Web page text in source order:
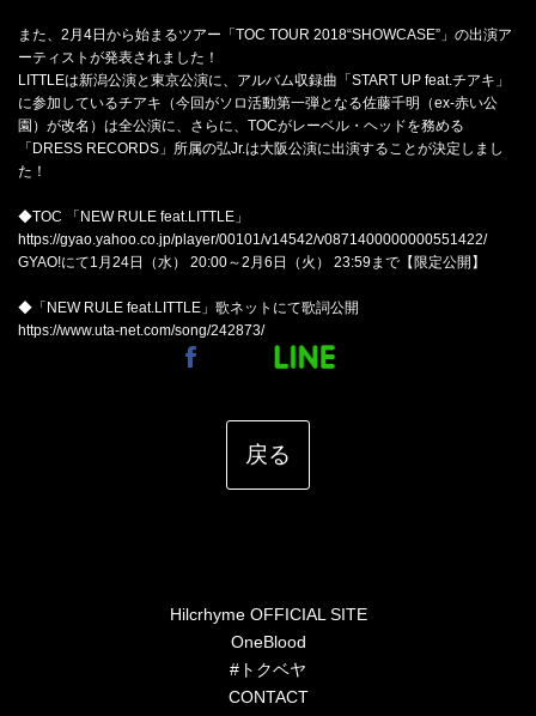
また、2月4日から始まるツアー「TOC TOUR 2018“SHOWCASE”」の出演ア
ーティストが発表されました！
LITTLEは新潟公演と東京公演に、アルバム収録曲「START UP feat.チアキ」
に参加しているチアキ（今回がソロ活動第一弾となる佐藤千明（ex-赤い公
園）が改名）は全公演に、さらに、TOCがレーベル・ヘッドを務める
「DRESS RECORDS」所属の弘Jr.は大阪公演に出演することが決定しまし
た！
◆TOC 「NEW RULE feat.LITTLE」
https://gyao.yahoo.co.jp/player/00101/v14542/v0871400000000551422/
GYAO!にて1月24日（水） 20:00～2月6日（火） 23:59まで【限定公開】
◆「NEW RULE feat.LITTLE」歌ネットにて歌詞公開
https://www.uta-net.com/song/242873/
戻る
Hilcrhyme OFFICIAL SITE
OneBlood
#トクベヤ
CONTACT